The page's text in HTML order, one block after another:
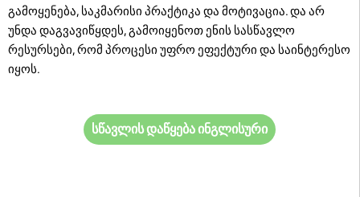
გამოყენება, საკმარისი პრაქტიკა და მოტივაცია. და არ
უნდა დაგვავიწყდეს, გამოიყენოთ ენის სასწავლო
რესურსები, რომ პროცესი უფრო ეფექტური და საინტერესო
იყოს.
სწავლის დაწყება ინგლისური